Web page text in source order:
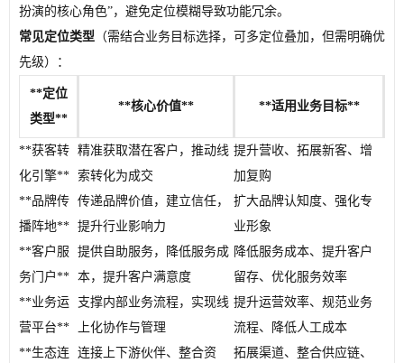
扮演的核心角色”，避免定位模糊导致功能冗余。
常见定位类型 （需结合业务目标选择，可多定位叠加，但需明确优
先级）：
**定位
类型**
**核心价值** **适用业务目标**
**获客转
化引擎**
精准获取潜在客户，推动线
索转化为成交
提升营收、拓展新客、增
加复购
**品牌传
播阵地**
传递品牌价值，建立信任，
提升行业影响力
扩大品牌认知度、强化专
业形象
**客户服
务门户**
提供自助服务，降低服务成
本，提升客户满意度
降低服务成本、提升客户
留存、优化服务效率
**业务运
营平台**
支撑内部业务流程，实现线
上化协作与管理
提升运营效率、规范业务
流程、降低人工成本
**生态连 连接上下游伙伴、整合资
拓展渠道、整合供应链、